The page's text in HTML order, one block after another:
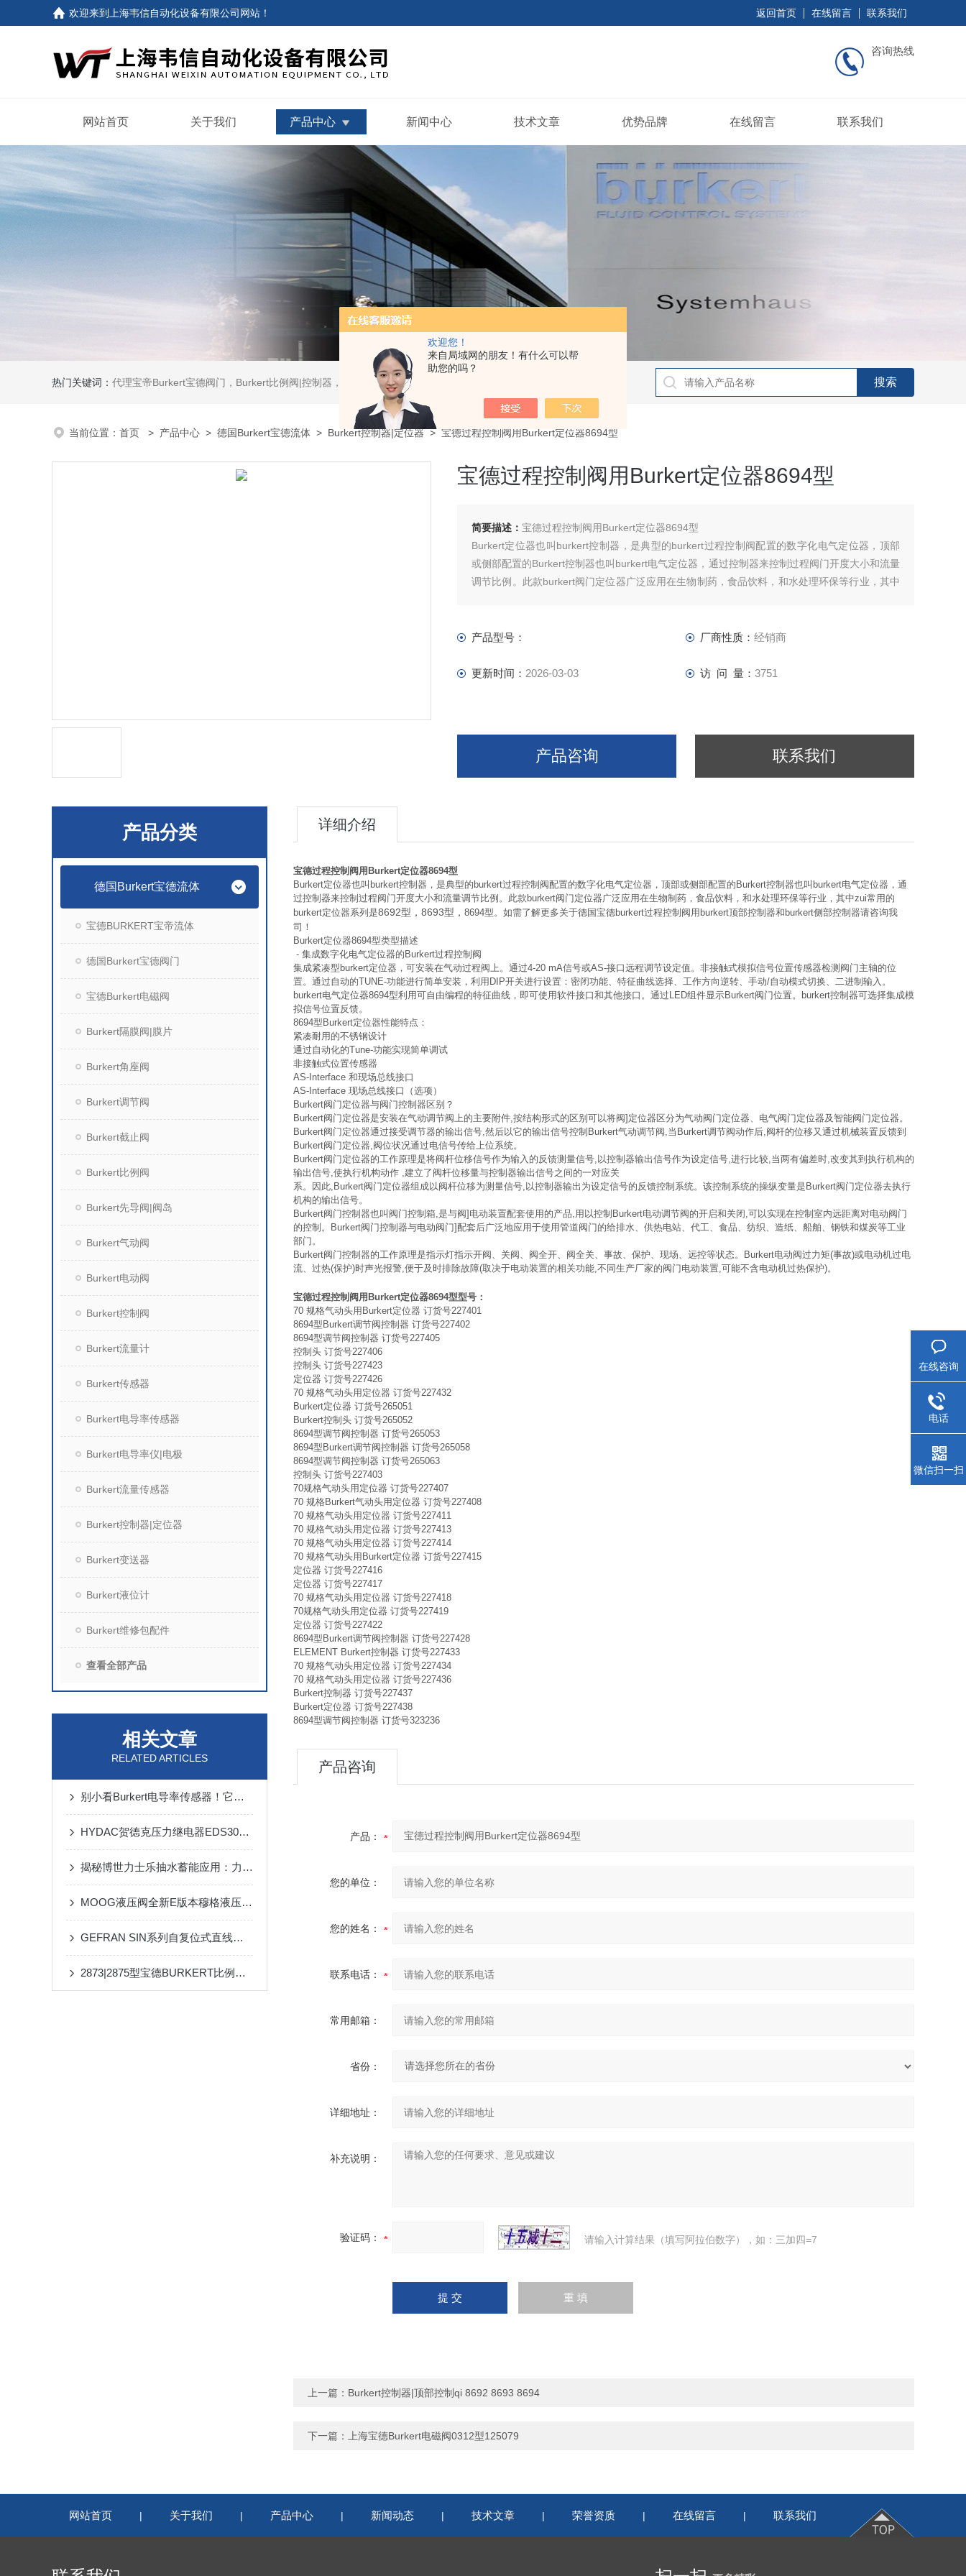
欢迎您！
来自局域网的朋友！有什么可以帮
助您的吗？
欢迎来到 上海韦信自动化设备有限公司网站 ！ 返回首页 在线留言 联系我们
咨询热线
网站首页 关于我们 产品中心 新闻中心 技术文章 优势品牌 在线留言 联系我们
热门关键词： 代理宝帝Burkert宝德阀门，Burkert比例阀|控制器，Burkert流量计，Burkert质量流量控制器，ATOS液压阀，贺德克HYDAC传感器，ASCO电磁阀，ASCO阀门，REXROTH力士乐阀泵，安沃驰Aventics电磁阀|气缸，Samson萨姆森定位器
当前位置： 首页 > 产品中心 > 德国Burkert宝德流体 > Burkert控制器|定位器> 宝德过程控制阀用Burkert定位器8694型
宝德过程控制阀用Burkert定位器8694型
简要描述： 宝德过程控制阀用Burkert定位器8694型
Burkert定位器也叫burkert控制器，是典型的burkert过程控制阀配置的数字化电气定位器，顶部
或侧部配置的Burkert控制器也叫burkert电气定位器，通过控制器来控制过程阀门开度大小和流量
调节比例。此款burkert阀门定位器广泛应用在生物制药，食品饮料，和水处理环保等行业，其中
产品型号： 厂商性质： 经销商
更新时间： 2026-03-03 访 问 量： 3751
产品咨询 联系我们
产品分类
德国Burkert宝德流体
宝德BURKERT宝帝流体
德国Burkert宝德阀门
宝德Burkert电磁阀
Burkert隔膜阀|膜片
Burkert角座阀
Burkert调节阀
Burkert截止阀
Burkert比例阀
Burkert先导阀|阀岛
Burkert气动阀
Burkert电动阀
Burkert控制阀
Burkert流量计
Burkert传感器
Burkert电导率传感器
Burkert电导率仪|电极
Burkert流量传感器
Burkert控制器|定位器
Burkert变送器
Burkert液位计
Burkert维修包配件
查看全部产品
相关文章
RELATED ARTICLES
别小看Burkert电导率传感器！它的应用范围，早已渗透到生产生活的方方面面
HYDAC贺德克压力继电器EDS300系列参数说明
揭秘博世力士乐抽水蓄能应用：力士乐高低压系统对比
MOOG液压阀全新E版本穆格液压分油站已上线
GEFRAN SIN系列自复位式直线位移传感器工业设备的有备之选！
2873|2875型宝德BURKERT比例阀的调试过程有谁知道？
详细介绍
宝德过程控制阀用Burkert定位器8694型
Burkert定位器也叫burkert控制器，是典型的burkert过程控制阀配置的数字化电气定位器，顶部或侧部配置的Burkert控制器也叫burkert电气定位器，通
过控制器来控制过程阀门开度大小和流量调节比例。此款burkert阀门定位器广泛应用在生物制药，食品饮料，和水处理环保等行业，其中zui常用的
burkert定位器系列是8692型，8693型， 8694型。如需了解更多关于德国宝德burkert过程控制阀用burkert顶部控制器和burkert侧部控制器请咨询我
司！
Burkert定位器8694型类型描述
- 集成数字化电气定位器的Burkert过程控制阀
集成紧凑型burkert定位器，可安装在气动过程阀上。通过4-20 mA信号或AS-接口远程调节设定值。非接触式模拟信号位置传感器检测阀门主轴的位
置。通过自动的TUNE-功能进行简单安装，利用DIP开关进行设置：密闭功能、特征曲线选择、工作方向逆转、手动/自动模式切换、二进制输入。
burkert电气定位器8694型利用可自由编程的特征曲线，即可使用软件接口和其他接口。通过LED组件显示Burkert阀门位置。burkert控制器可选择集成模
拟信号位置反馈。
8694型Burkert定位器性能特点：
紧凑耐用的不锈钢设计
通过自动化的Tune-功能实现简单调试
非接触式位置传感器
AS-Interface 和现场总线接口
AS-Interface 现场总线接口（选项）
Burkert阀门定位器与阀门控制器区别？
Burkert阀门定位器是安装在气动调节阀上的主要附件,按结构形式的区别可以将阀]定位器区分为气动阀门定位器、电气阀门定位器及智能阀门定位器。
Burkert阀门定位器通过接受调节器的输出信号,然后以它的输出信号控制Burkert气动调节阀,当Burkert调节阀动作后,阀杆的位移又通过机械装置反馈到
Burkert阀门定位器,阀位状况通过电信号传给上位系统。
Burkert阀门定位器的工作原理是将阀杆位移信号作为输入的反馈测量信号,以控制器输出信号作为设定信号,进行比较,当两有偏差时,改变其到执行机构的
输出信号,使执行机构动作 ,建立了阀杆位移量与控制器输出信号之间的一对应关
系。因此,Burkert阀门定位器组成以阀杆位移为测量信号,以控制器输出为设定信号的反馈控制系统。该控制系统的操纵变量是Burkert阀门定位器去执行
机构的输出信号。
Burkert阀门控制器也叫阀门控制箱,是与阀]电动装置配套使用的产品,用以控制Burkert电动调节阀的开启和关闭,可以实现在控制室内远距离对电动阀门
的控制。Burkert阀门控制器与电动阀门]配套后广泛地应用于使用管道阀门的给排水、供热电站、代工、食品、纺织、造纸、船舶、钢铁和煤炭等工业
部门。
Burkert阀门控制器的工作原理是指示灯指示开阀、关阀、阀全开、阀全关、事故、保护、现场、远控等状态。Burkert电动阀过力矩(事故)或电动机过电
流、过热(保护)时声光报警,便于及时排除故障(取决于电动装置的相关功能,不同生产厂家的阀门电动装置,可能不含电动机过热保护)。
宝德过程控制阀用Burkert定位器8694型型号：
70 规格气动头用Burkert定位器 订货号227401
8694型Burkert调节阀控制器 订货号227402
8694型调节阀控制器 订货号227405
控制头 订货号227406
控制头 订货号227423
定位器 订货号227426
70 规格气动头用定位器 订货号227432
Burkert定位器 订货号265051
Burkert控制头 订货号265052
8694型调节阀控制器 订货号265053
8694型Burkert调节阀控制器 订货号265058
8694型调节阀控制器 订货号265063
控制头 订货号227403
70规格气动头用定位器 订货号227407
70 规格Burkert气动头用定位器 订货号227408
70 规格气动头用定位器 订货号227411
70 规格气动头用定位器 订货号227413
70 规格气动头用定位器 订货号227414
70 规格气动头用Burkert定位器 订货号227415
定位器 订货号227416
定位器 订货号227417
70 规格气动头用定位器 订货号227418
70规格气动头用定位器 订货号227419
定位器 订货号227422
8694型Burkert调节阀控制器 订货号227428
ELEMENT Burkert控制器 订货号227433
70 规格气动头用定位器 订货号227434
70 规格气动头用定位器 订货号227436
Burkert控制器 订货号227437
Burkert定位器 订货号227438
8694型调节阀控制器 订货号323236
产品咨询
产品：
您的单位：
您的姓名：
联系电话：
常用邮箱：
省份：
详细地址：
补充说明：
验证码： 请输入计算结果（填写阿拉伯数字），如：三加四=7
上一篇： Burkert控制器|顶部控制qi 8692 8693 8694
下一篇： 上海宝德Burkert电磁阀0312型125079
网站首页 | 关于我们 | 产品中心 | 新闻动态 | 技术文章 | 荣誉资质 | 在线留言 | 联系我们
在线咨询
电话
微信扫一扫